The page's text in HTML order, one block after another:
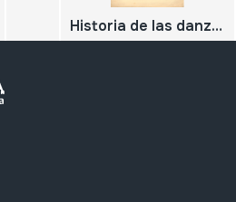
Historia de las danzas de Guipúzcoa de sus melodias y sus versos. Instrumentos musicales vascos.